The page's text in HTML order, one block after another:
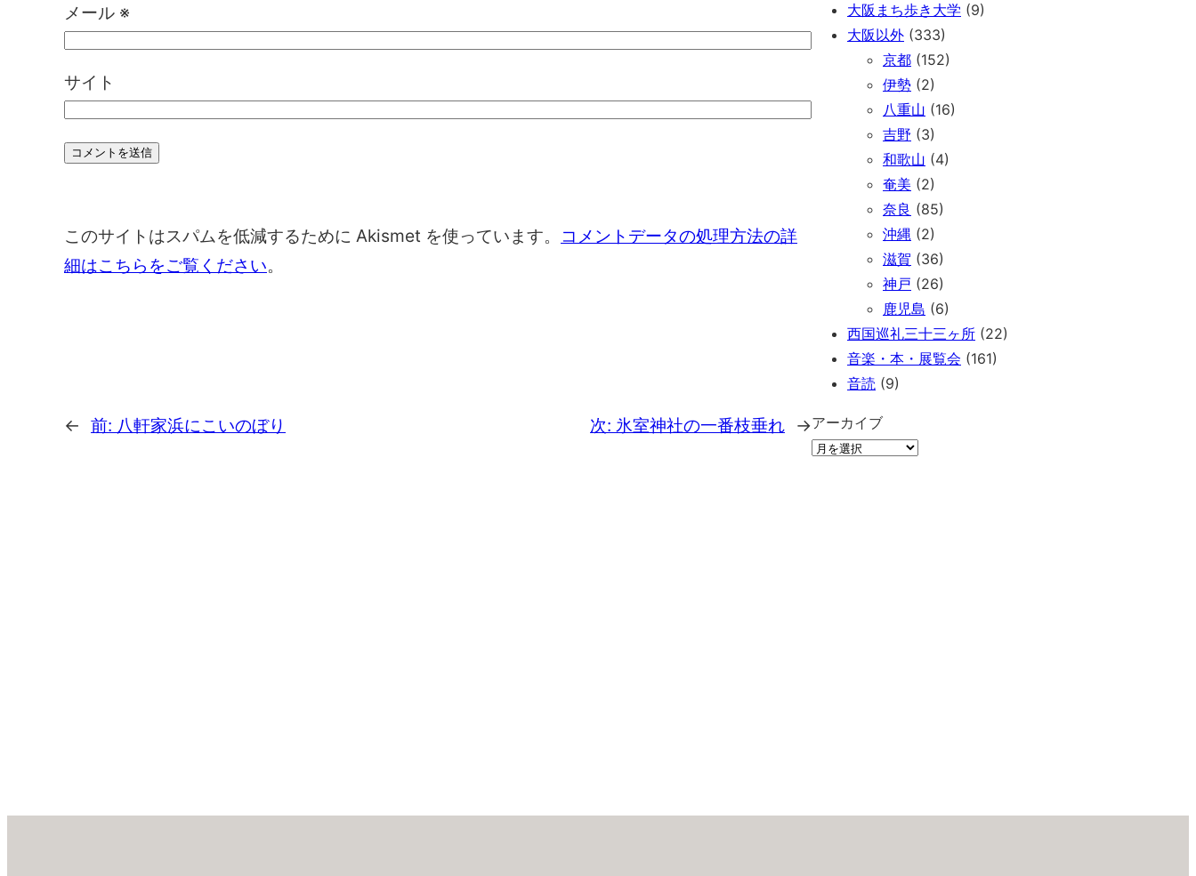
メール ※
サイト
このサイトはスパムを低減するために Akismet を使っています。
コメントデータの処理方法の詳
細はこちらをご覧ください。
← 前: 八軒家浜にこいのぼり 次: 氷室神社の一番枝垂れ →
大阪まち歩き大学 (9)
大阪以外 (333)
京都 (152)
伊勢 (2)
八重山 (16)
吉野 (3)
和歌山 (4)
奄美 (2)
奈良 (85)
沖縄 (2)
滋賀 (36)
神戸 (26)
鹿児島 (6)
西国巡礼三十三ヶ所 (22)
音楽・本・展覧会 (161)
音読 (9)
アーカイブ